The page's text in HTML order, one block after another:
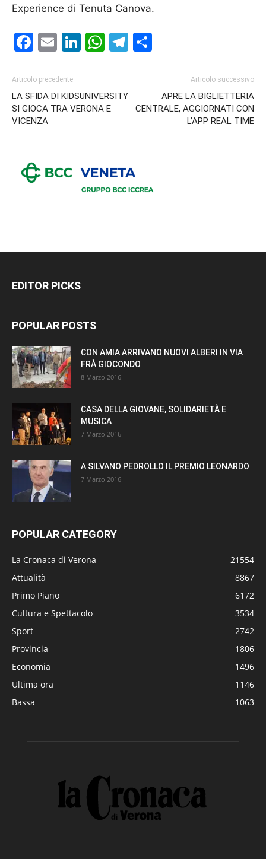
Experience di Tenuta Canova.
Facebook
EmailLinkedIn
WhatsApp
Telegram
Articolo precedente
LA SFIDA DI KIDSUNIVERSITY
SI GIOCA TRA VERONA E
VICENZA
Articolo successivo
APRE LA BIGLIETTERIA
CENTRALE, AGGIORNATI CON
L’APP REAL TIME
EDITOR PICKS
POPULAR POSTS
CON AMIA ARRIVANO NUOVI ALBERI IN VIA
FRÀ GIOCONDO
8 Marzo 2016
CASA DELLA GIOVANE, SOLIDARIETÀ E
MUSICA
7 Marzo 2016
A SILVANO PEDROLLO IL PREMIO LEONARDO
7 Marzo 2016
POPULAR CATEGORY
La Cronaca di Verona
21554
Attualità
8867
Primo Piano
6172
Cultura e Spettacolo
3534
Sport
2742
Provincia
1806
Economia
1496
Ultima ora
1146
Bassa
1063